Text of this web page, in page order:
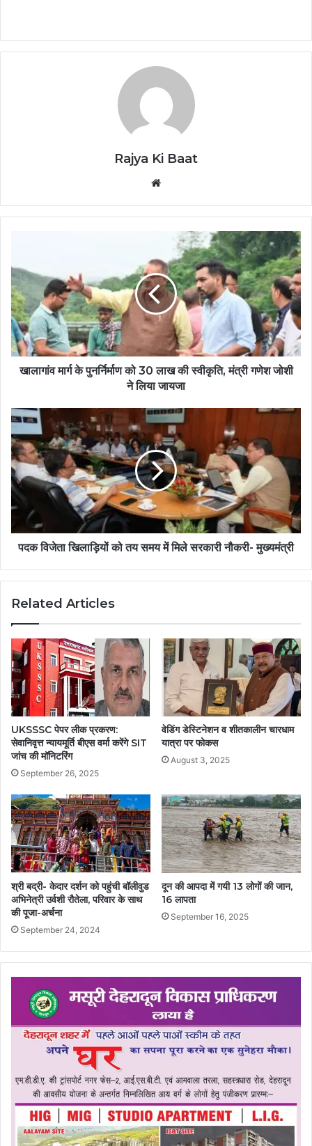
Rajya Ki Baat
खालागांव मार्ग के पुनर्निर्माण को 30 लाख की स्वीकृति, मंत्री गणेश जोशी
ने लिया जायजा
पदक विजेता खिलाड़ियों को तय समय में मिले सरकारी नौकरी- मुख्यमंत्री
Related Articles
UKSSSC पेपर लीक प्रकरण:
सेवानिवृत्त न्यायमूर्ति बीएस वर्मा करेंगे SIT
जांच की मॉनिटरिंग
September 26, 2025
वेडिंग डेस्टिनेशन व शीतकालीन चारधाम
यात्रा पर फोकस
August 3, 2025
श्री बद्री- केदार दर्शन को पहुंची बॉलीवुड
अभिनेत्री उर्वशी रौतेला, परिवार के साथ
की पूजा-अर्चना
September 24, 2024
दून की आपदा में गयी 13 लोगों की जान,
16 लापता
September 16, 2025